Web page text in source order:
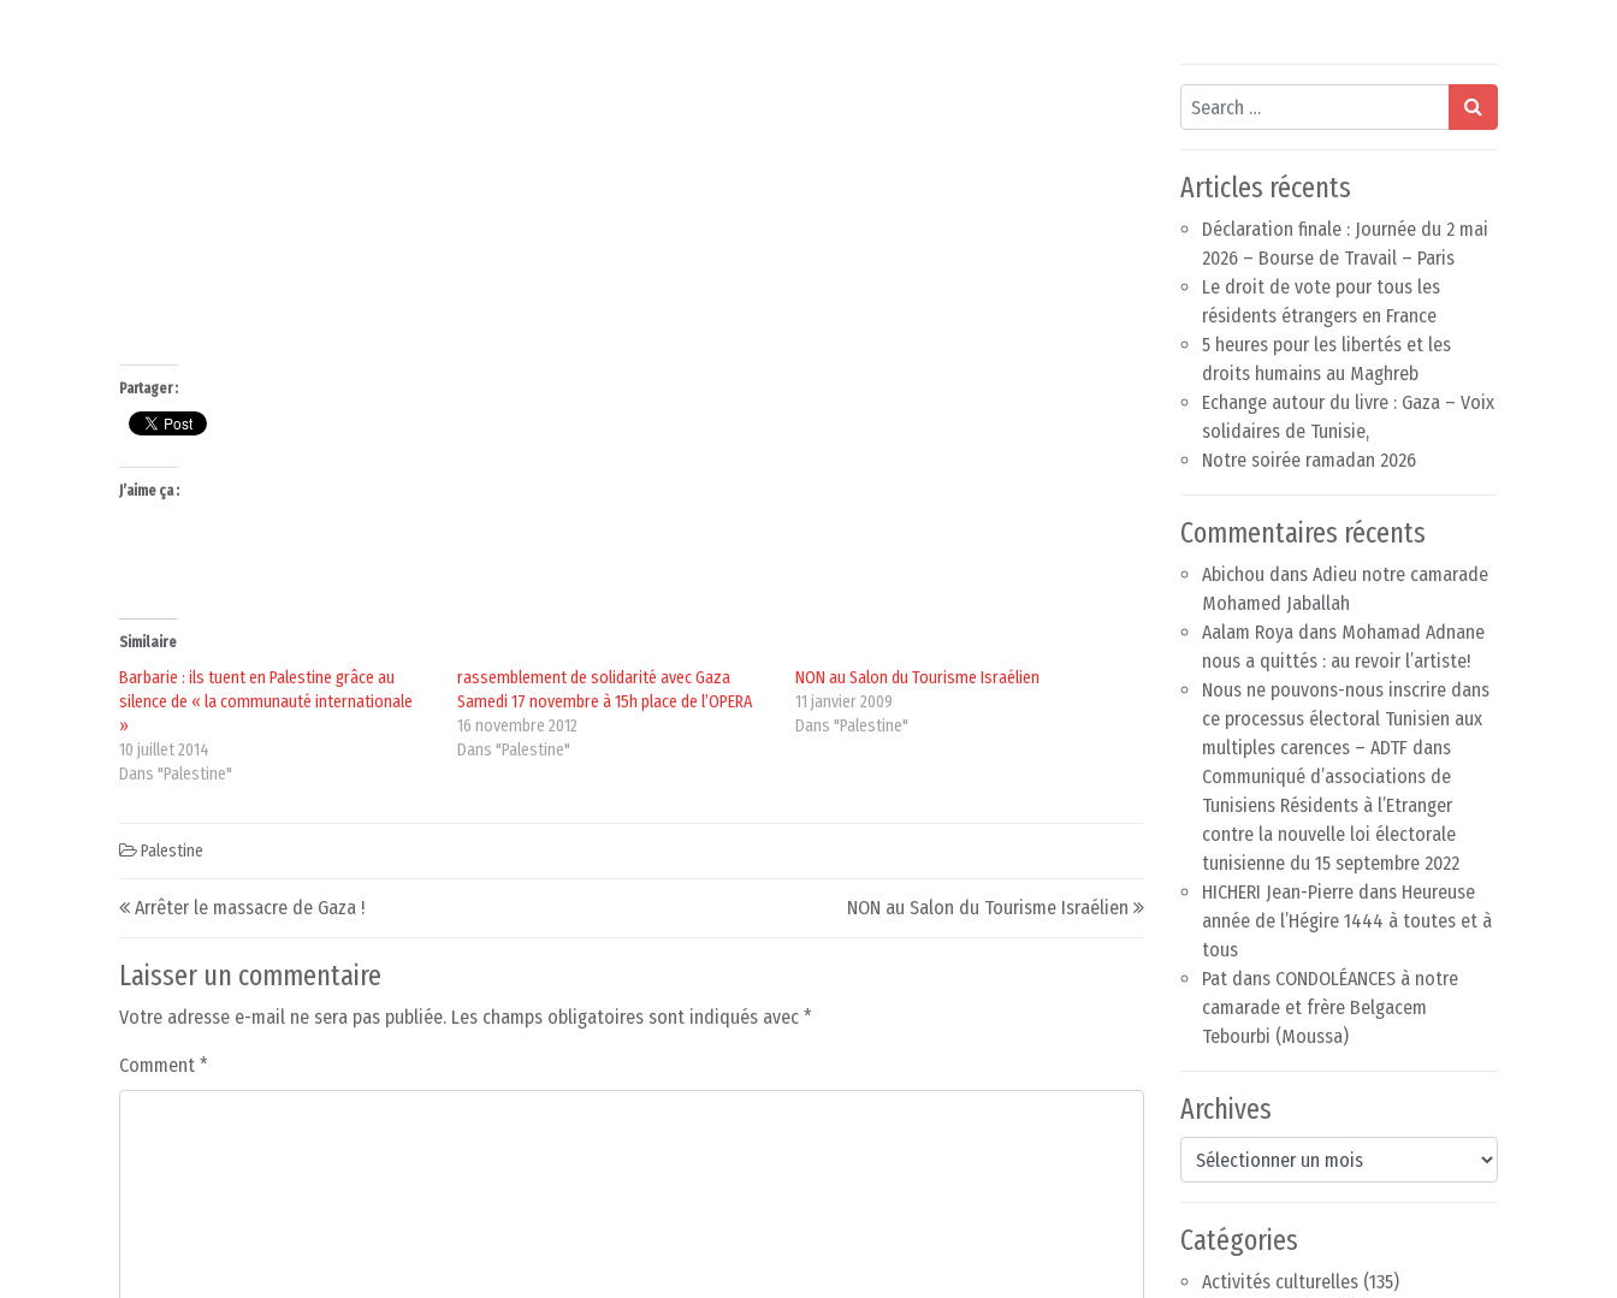
Partager :
J’aime ça :
Similaire
Barbarie : ils tuent en Palestine grâce au
silence de « la communauté internationale
»
10 juillet 2014
Dans "Palestine"
rassemblement de solidarité avec Gaza
Samedi 17 novembre à 15h place de l’OPERA
16 novembre 2012
Dans "Palestine"
NON au Salon du Tourisme Israélien
11 janvier 2009
Dans "Palestine"
Palestine
Post navigation
Arrêter le massacre de Gaza ! NON au Salon du Tourisme Israélien
Laisser un commentaire
Votre adresse e-mail ne sera pas publiée. Les champs obligatoires sont indiqués avec *
Comment *
Search
Articles récents
Déclaration finale : Journée du 2 mai
2026 – Bourse de Travail – Paris
Le droit de vote pour tous les
résidents étrangers en France
5 heures pour les libertés et les
droits humains au Maghreb
Echange autour du livre : Gaza – Voix
solidaires de Tunisie,
Notre soirée ramadan 2026
Commentaires récents
Abichou dans Adieu notre camarade
Mohamed Jaballah
Aalam Roya dans Mohamad Adnane
nous a quittés : au revoir l’artiste!
Nous ne pouvons-nous inscrire dans
ce processus électoral Tunisien aux
multiples carences – ADTF dans
Communiqué d’associations de
Tunisiens Résidents à l’Etranger
contre la nouvelle loi électorale
tunisienne du 15 septembre 2022
HICHERI Jean-Pierre dans Heureuse
année de l’Hégire 1444 à toutes et à
tous
Pat dans CONDOLÉANCES à notre
camarade et frère Belgacem
Tebourbi (Moussa)
Archives
Archives
Catégories
Activités culturelles (135)